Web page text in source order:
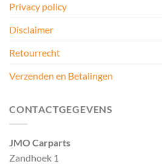
Privacy policy
Disclaimer
Retourrecht
Verzenden en Betalingen
CONTACTGEGEVENS
JMO Carparts
Zandhoek 1